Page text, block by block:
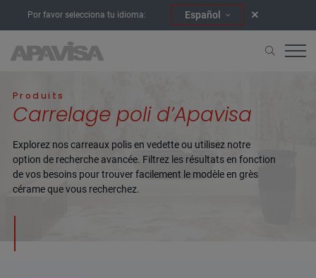
Por favor selecciona tu idioma: Español
Produits
Carrelage poli d’Apavisa
Explorez nos carreaux polis en vedette ou utilisez notre
option de recherche avancée. Filtrez les résultats en fonction
de vos besoins pour trouver facilement le modèle en grès
cérame que vous recherchez.